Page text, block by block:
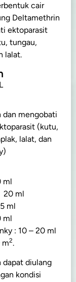
cair
Deltamethrin
ektoparasit
tungau,
lalat.
dan mengobati
(kutu,
lalat, dan
ml
20 ml
ml
ml
: 10 – 20 ml
m2.
dapat diulang
kondisi